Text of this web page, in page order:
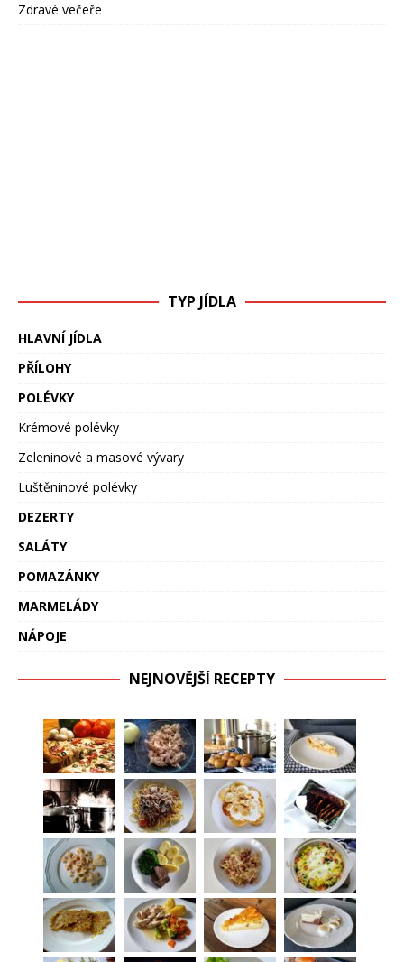
Zdravé večeře
TYP JÍDLA
HLAVNÍ JÍDLA
PŘÍLOHY
POLÉVKY
Krémové polévky
Zeleninové a masové vývary
Luštěninové polévky
DEZERTY
SALÁTY
POMAZÁNKY
MARMELÁDY
NÁPOJE
NEJNOVĚJŠÍ RECEPTY